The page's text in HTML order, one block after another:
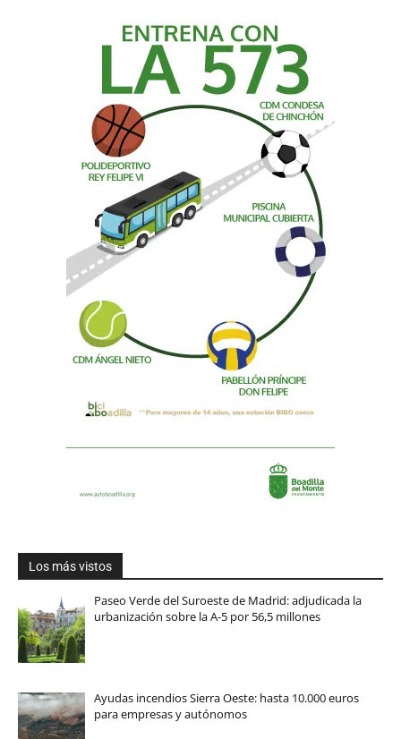
Los más vistos
Paseo Verde del Suroeste de Madrid: adjudicada la
urbanización sobre la A-5 por 56,5 millones
Ayudas incendios Sierra Oeste: hasta 10.000 euros
para empresas y autónomos